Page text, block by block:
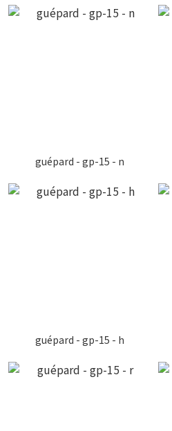
guépard - gp-15 - n
guépard - gp-15 - h